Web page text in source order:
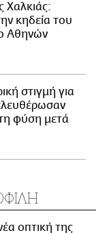
Χαλκιάς:
κηδεία του
Αθηνών
στιγμή για
φύση μετά
οπτική της